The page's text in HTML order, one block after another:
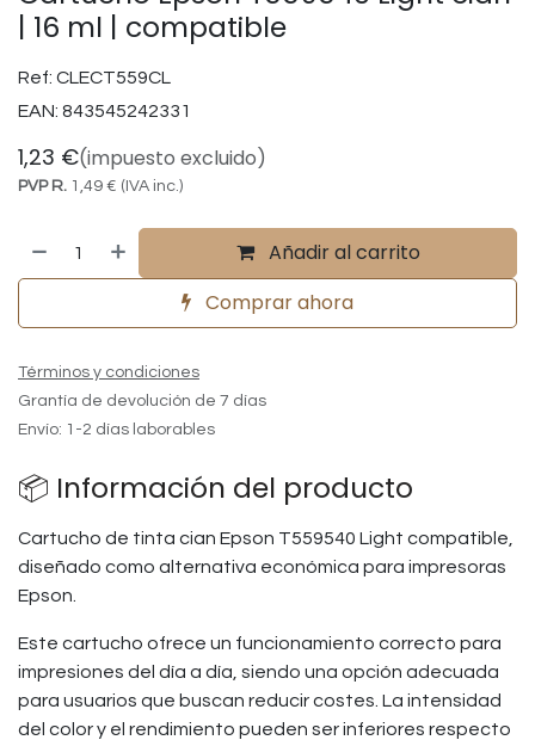
| 16 ml | compatible
Ref: CLECT559CL
EAN: 843545242331
1,23 €(impuesto excluido)
PVP R. 1,49 € (IVA inc.)
Añadir al carrito
Comprar ahora
Términos y condiciones
Grantía de devolución de 7 días
Envío: 1-2 días laborables
📦 Información del producto
Cartucho de tinta cian Epson T559540 Light compatible,
diseñado como alternativa económica para impresoras
Epson.
Este cartucho ofrece un funcionamiento correcto para
impresiones del día a día, siendo una opción adecuada
para usuarios que buscan reducir costes. La intensidad
del color y el rendimiento pueden ser inferiores respecto